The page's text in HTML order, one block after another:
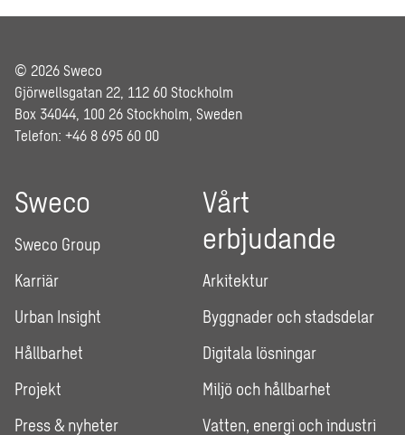
© 2026 Sweco
Gjörwellsgatan 22, 112 60 Stockholm
Box 34044, 100 26 Stockholm, Sweden
Telefon: +46 8 695 60 00
Sweco
Sweco Group
Karriär
Urban Insight
Hållbarhet
Projekt
Press & nyheter
Vårt
erbjudande
Arkitektur
Byggnader och stadsdelar
Digitala lösningar
Miljö och hållbarhet
Vatten, energi och industri